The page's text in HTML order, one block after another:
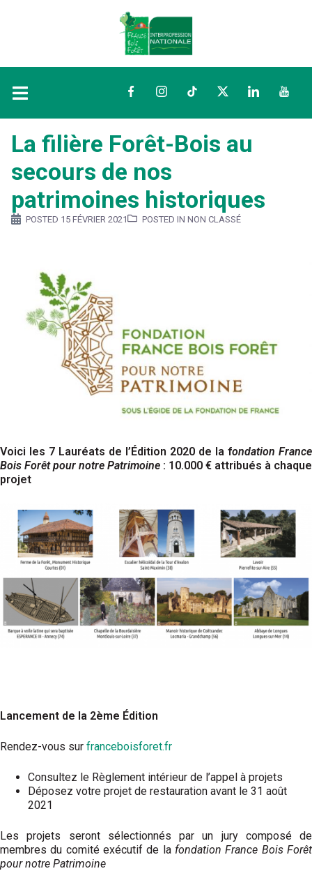
FacebookInstagramTikTokTwitterLinkedIn
La filière Forêt-Bois au
secours de nos
patrimoines historiques
POSTED 15 FÉVRIER 2021 POSTED IN NON CLASSÉ
Voici les 7 Lauréats de l’Édition 2020 de la fondation France
Bois Forêt pour notre Patrimoine : 10.000 € attribués à chaque
projet
Lancement de la 2ème Édition
Rendez-vous sur franceboisforet.fr
Consultez le Règlement intérieur de l’appel à projets
Déposez votre projet de restauration avant le 31 août
2021
Les projets seront sélectionnés par un jury composé de
membres du comité exécutif de la fondation France Bois Forêt
pour notre Patrimoine